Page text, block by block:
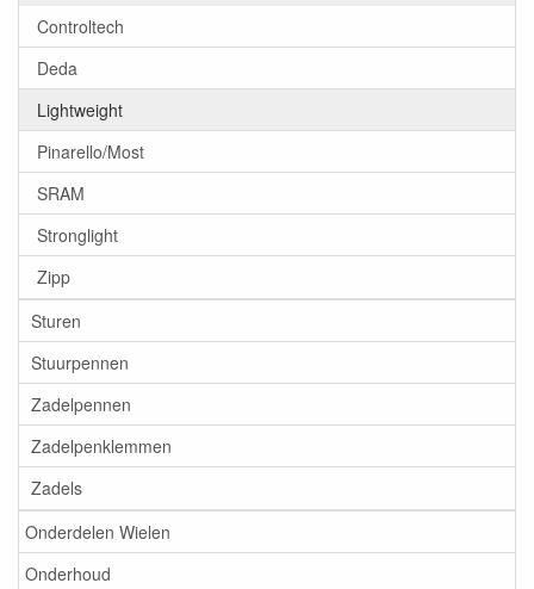
Controltech
Deda
Lightweight
Pinarello/Most
SRAM
Stronglight
Zipp
Sturen
Stuurpennen
Zadelpennen
Zadelpenklemmen
Zadels
Onderdelen Wielen
Onderhoud